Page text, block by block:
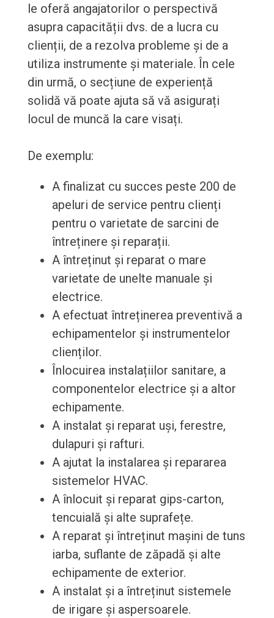
le oferă angajatorilor o perspectivă
asupra capacității dvs. de a lucra cu
clienții, de a rezolva probleme și de a
utiliza instrumente și materiale. În cele
din urmă, o secțiune de experiență
solidă vă poate ajuta să vă asigurați
locul de muncă la care visați.
De exemplu:
A finalizat cu succes peste 200 de
apeluri de service pentru clienți
pentru o varietate de sarcini de
întreținere și reparații.
A întreținut și reparat o mare
varietate de unelte manuale și
electrice.
A efectuat întreținerea preventivă a
echipamentelor și instrumentelor
clienților.
Înlocuirea instalațiilor sanitare, a
componentelor electrice și a altor
echipamente.
A instalat și reparat uși, ferestre,
dulapuri și rafturi.
A ajutat la instalarea și repararea
sistemelor HVAC.
A înlocuit și reparat gips-carton,
tencuială și alte suprafețe.
A reparat și întreținut mașini de tuns
iarba, suflante de zăpadă și alte
echipamente de exterior.
A instalat și a întreținut sistemele
de irigare și aspersoarele.